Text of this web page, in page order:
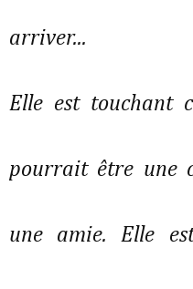
arriver...
Elle est touchant
pourrait être une
une amie. Elle